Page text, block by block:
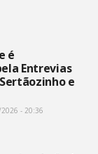
é
Entrevias
e
- 20:36